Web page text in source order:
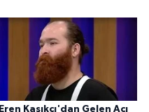
Eren Kaşıkçı'dan Gelen Acı